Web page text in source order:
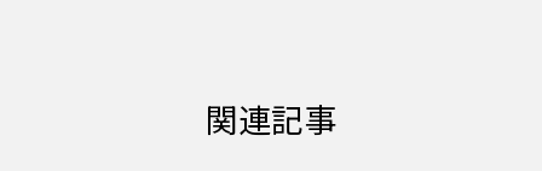
関連記事